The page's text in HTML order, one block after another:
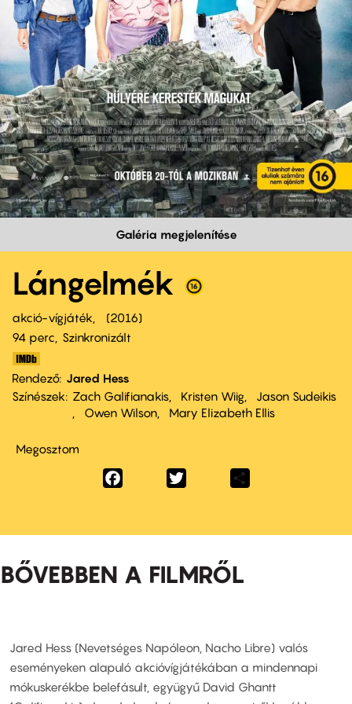
Galéria megjelenítése
Lángelmék
akció-vígjáték
2016
94 perc,
Szinkronizált
Rendező Jared Hess
Színészek
Zach Galifianakis Kristen Wiig
Jason Sudeikis
Owen Wilson
Mary Elizabeth Ellis
Megosztom
Facebook
BŐVEBBEN A FILMRŐL
Jared Hess (Nevetséges Napóleon, Nacho Libre) valós
eseményeken alapuló akcióvígjátékában a mindennapi
mókuskerékbe belefásult, együgyű David Ghantt